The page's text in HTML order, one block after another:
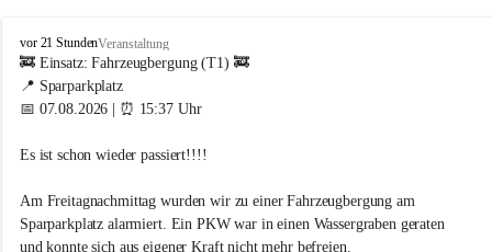
mit Sinn suchst – abwechslungsreich, spannend und aus
jeder Perspektive lehrreich – dann bist Du bei uns genau
richtig. Langeweile gibt es bei uns nicht!
dort an, wo andere erst Angebote schreiben. Dafür brauchen
wir engagierte Menschen aus allen Berufsgruppen.
Wen wir suchen
F
r
e
i
l
i
g
e
vor 21 StundenVeranstaltung
🚒 Einsatz: Fahrzeugbergung (T1) 🚒
📍 Sparparkplatz
📅 07.08.2026 | ⏰ 15:37 Uhr
Es ist schon wieder passiert!!!!
Am Freitagnachmittag wurden wir zu einer Fahrzeugbergung am
Sparparkplatz alarmiert. Ein PKW war in einen Wassergraben geraten
und konnte sich aus eigener Kraft nicht mehr befreien.